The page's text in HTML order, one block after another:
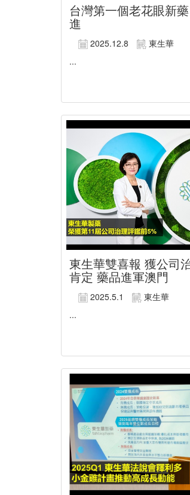
台灣第一個老花眼新
進
2025.12.8
東生華
...
東生華雙喜報 獲公司
肯定 藥品進軍澳門
2025.5.1
東生華
...